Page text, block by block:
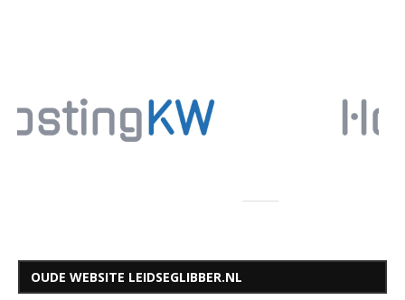
OUDE WEBSITE LEIDSEGLIBBER.NL